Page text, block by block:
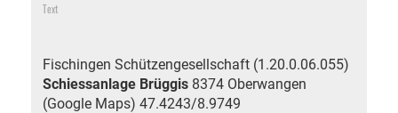
Text
Fischingen Schützengesellschaft (1.20.0.06.055)
Schiessanlage Brüggis 8374 Oberwangen
(Google Maps) 47.4243/8.9749